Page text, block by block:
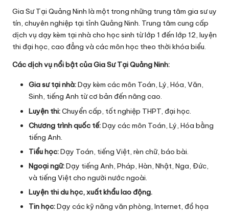
Gia Sư Tại Quảng Ninh là một trong những trung tâm gia sư uy
tín, chuyên nghiệp tại tỉnh Quảng Ninh. Trung tâm cung cấp
dịch vụ dạy kèm tại nhà cho học sinh từ lớp 1 đến lớp 12, luyện
thi đại học, cao đẳng và các môn học theo thời khóa biểu.
Các dịch vụ nổi bật của Gia Sư Tại Quảng Ninh:
Gia sư tại nhà:Dạy kèm các môn Toán, Lý, Hóa, Văn,
Sinh, tiếng Anh từ cơ bản đến nâng cao.
Luyện thi:Chuyển cấp, tốt nghiệp THPT, đại học.
Chương trình quốc tế:Dạy các môn Toán, Lý, Hóa bằng
tiếng Anh.
Tiểu học:Dạy Toán, tiếng Việt, rèn chữ, báo bài.
Ngoại ngữ:Dạy tiếng Anh, Pháp, Hàn, Nhật, Nga, Đức,
và tiếng Việt cho người nước ngoài.
Luyện thi du học, xuất khẩu lao động.
Tin học:Dạy các kỹ năng văn phòng, Internet, đồ họa